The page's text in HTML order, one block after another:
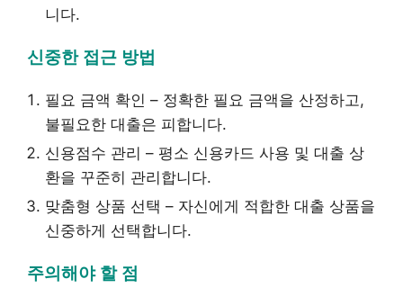
니다.
신중한 접근 방법
필요 금액 확인 – 정확한 필요 금액을 산정하고,
불필요한 대출은 피합니다.
신용점수 관리 – 평소 신용카드 사용 및 대출 상
환을 꾸준히 관리합니다.
맞춤형 상품 선택 – 자신에게 적합한 대출 상품을
신중하게 선택합니다.
주의해야 할 점